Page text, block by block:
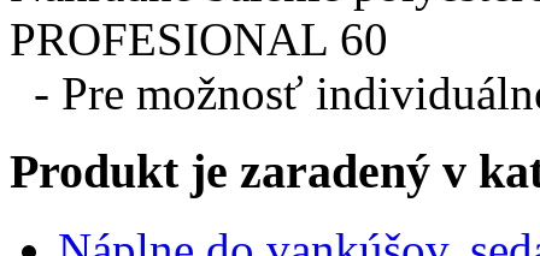
PROFESIONAL 60
- Pre možnosť
Produkt je zaradený v